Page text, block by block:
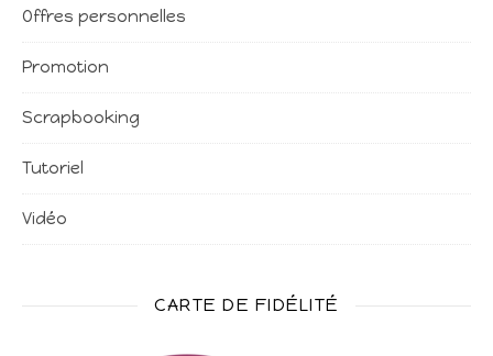
Offres personnelles
Promotion
Scrapbooking
Tutoriel
Vidéo
CARTE DE FIDÉLITÉ